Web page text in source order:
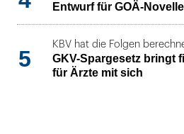
Entwurf für GOÄ-
5
KBV hat die Folgen
GKV-Spargesetz bringt
für Ärzte mit sich